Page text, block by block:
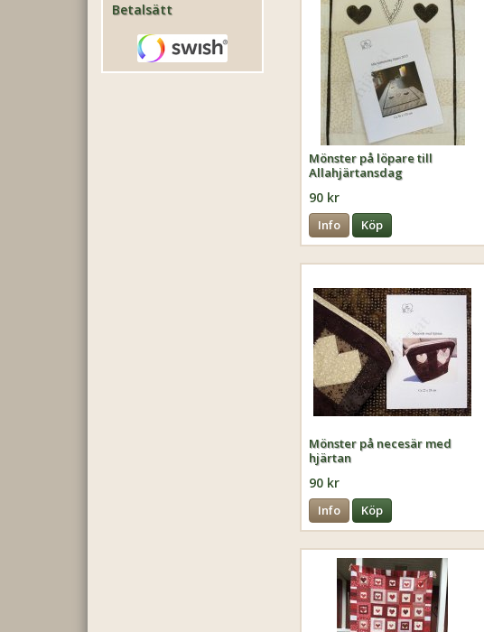
Betalsätt
Mönster på löpare till
Allahjärtansdag
90 kr
Info Köp
Mönster på necesär med
hjärtan
90 kr
Info Köp